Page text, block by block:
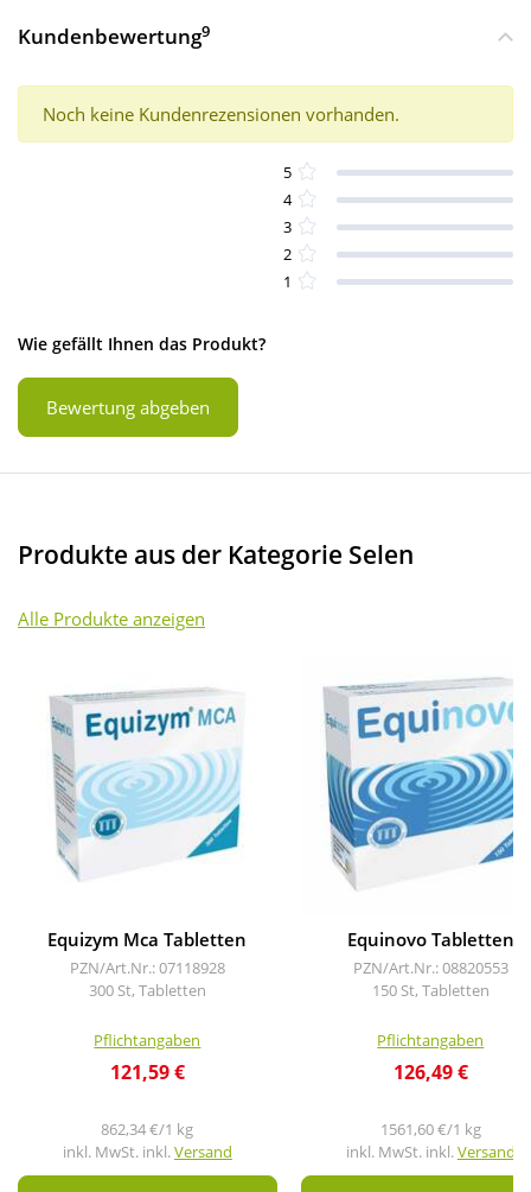
Kundenbewertung9
Noch keine Kundenrezensionen vorhanden.
5
4
3
2
1
Wie gefällt Ihnen das Produkt?
Bewertung abgeben
Produkte aus der Kategorie Selen
Alle Produkte anzeigen
Equizym Mca Tabletten
PZN/Art.Nr.: 07118928
300 St, Tabletten
Pflichtangaben
121,59 €
862,34 €/1 kg
inkl. MwSt. inkl.Versand
Equinovo Tabletten
PZN/Art.Nr.: 08820553
150 St, Tabletten
Pflichtangaben
126,49 €
1561,60 €/1 kg
inkl. MwSt. inkl.Versand